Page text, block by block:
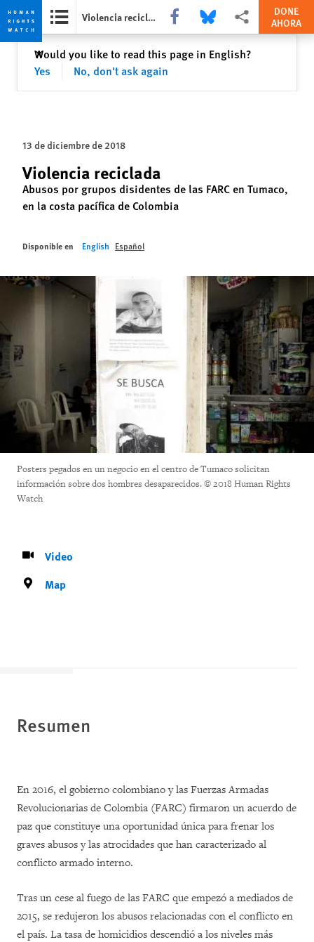
Skip
privacy
Skip
content
Violencia reciclada Share this via Facebook
Share this via Bluesky
Share this viaDONE
AHORA
Would you like to read this page in English?
Yes
No, don't ask again
✕Cerrar
13 de diciembre de 2018
Violencia reciclada
Abusos por grupos disidentes de las FARC en Tumaco,
en la costa pacífica de Colombia
Disponible en English Español
Posters pegados en un negocio en el centro de Tumaco solicitan
información sobre dos hombres desaparecidos. © 2018 Human Rights
Watch
Video
Map
Resumen
En 2016, el gobierno colombiano y las Fuerzas Armadas
Revolucionarias de Colombia (FARC) firmaron un acuerdo de
paz que constituye una oportunidad única para frenar los
graves abusos y las atrocidades que han caracterizado al
conflicto armado interno.
Tras un cese al fuego de las FARC que empezó a mediados de
2015, se redujeron los abusos relacionadas con el conflicto en
el país. La tasa de homicidios descendió a los niveles más